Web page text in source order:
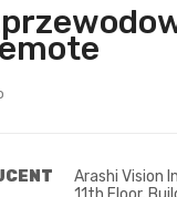
Arashi Vision